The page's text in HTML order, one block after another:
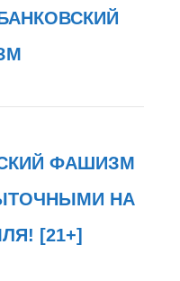
ФАШИЗМ
НА
[21+]